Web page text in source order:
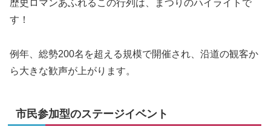
歴史ロマンあふれるこの行列は、まつりのハイライトで
す！
例年、総勢200名を超える規模で開催され、沿道の観客か
ら大きな歓声が上がります。
市民参加型のステージイベント